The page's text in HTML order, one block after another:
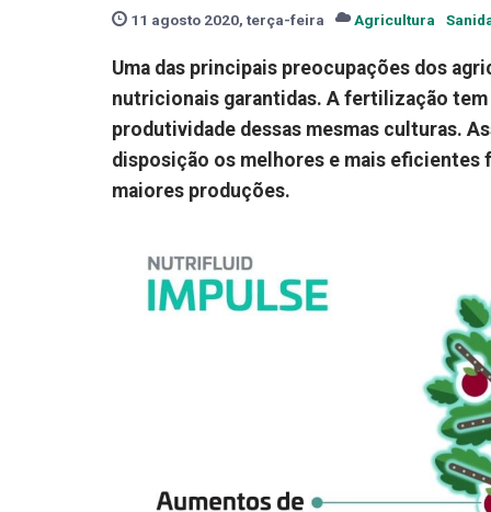
11 agosto 2020, terça-feira Agricultura
Uma das principais preocupações dos
nutricionais garantidas. A fertilização
produtividade dessas mesmas culturas.
disposição os melhores e mais
maiores produções.